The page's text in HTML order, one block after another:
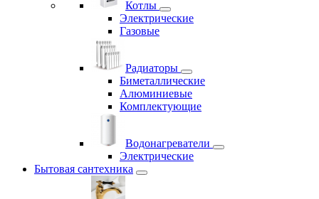
Котлы
Электрические
Газовые
Радиаторы
Биметаллические
Алюминиевые
Комплектующие
Водонагреватели
Электрические
Бытовая сантехника